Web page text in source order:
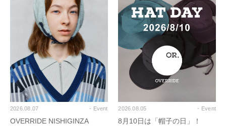
2026.08.07 - Event
OVERRIDE NISHIGINZA
2026.08.05 - Event
8月10日は「帽子の日」！